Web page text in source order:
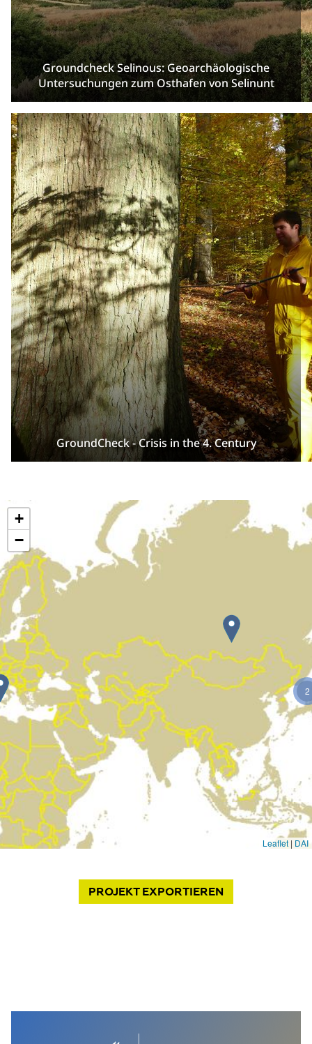
Groundcheck Selinous: Geoarchäologische
Untersuchungen zum Osthafen von Selinunt
GroundCheck - Crisis in the 4. Century
PROJEKTEXPORTIEREN